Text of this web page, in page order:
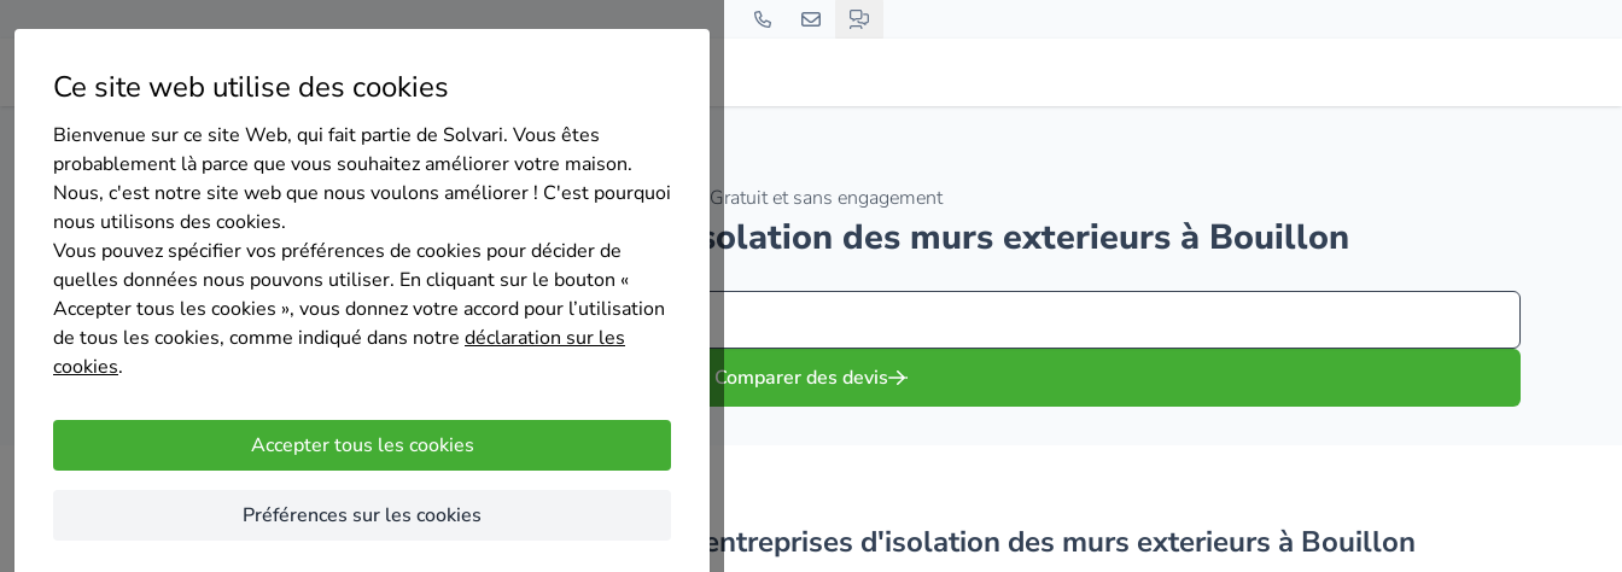
Ce site web utilise des cookies
Bienvenue sur ce site Web, qui fait partie de Solvari. Vous êtes
probablement là parce que vous souhaitez améliorer votre maison.
Nous, c'est notre site web que nous voulons améliorer ! C'est pourquoi
nous utilisons des cookies.
Vous pouvez spécifier vos préférences de cookies pour décider de
quelles données nous pouvons utiliser. En cliquant sur le bouton «
Accepter tous les cookies », vous donnez votre accord pour l’utilisation
de tous les cookies, comme indiqué dans notre déclaration sur les
cookies.
Accepter tous les cookies
Préférences sur les cookies
Home Isolation des murs extérieurs Luxembourg Bouillon
Gratuit et sans engagement
Top 20 des entreprises d'isolation des murs exterieurs à Bouillon
Comparer des devis
Découvrez et comparez les meilleurs entreprises d'isolation des murs exterieurs à Bouillon